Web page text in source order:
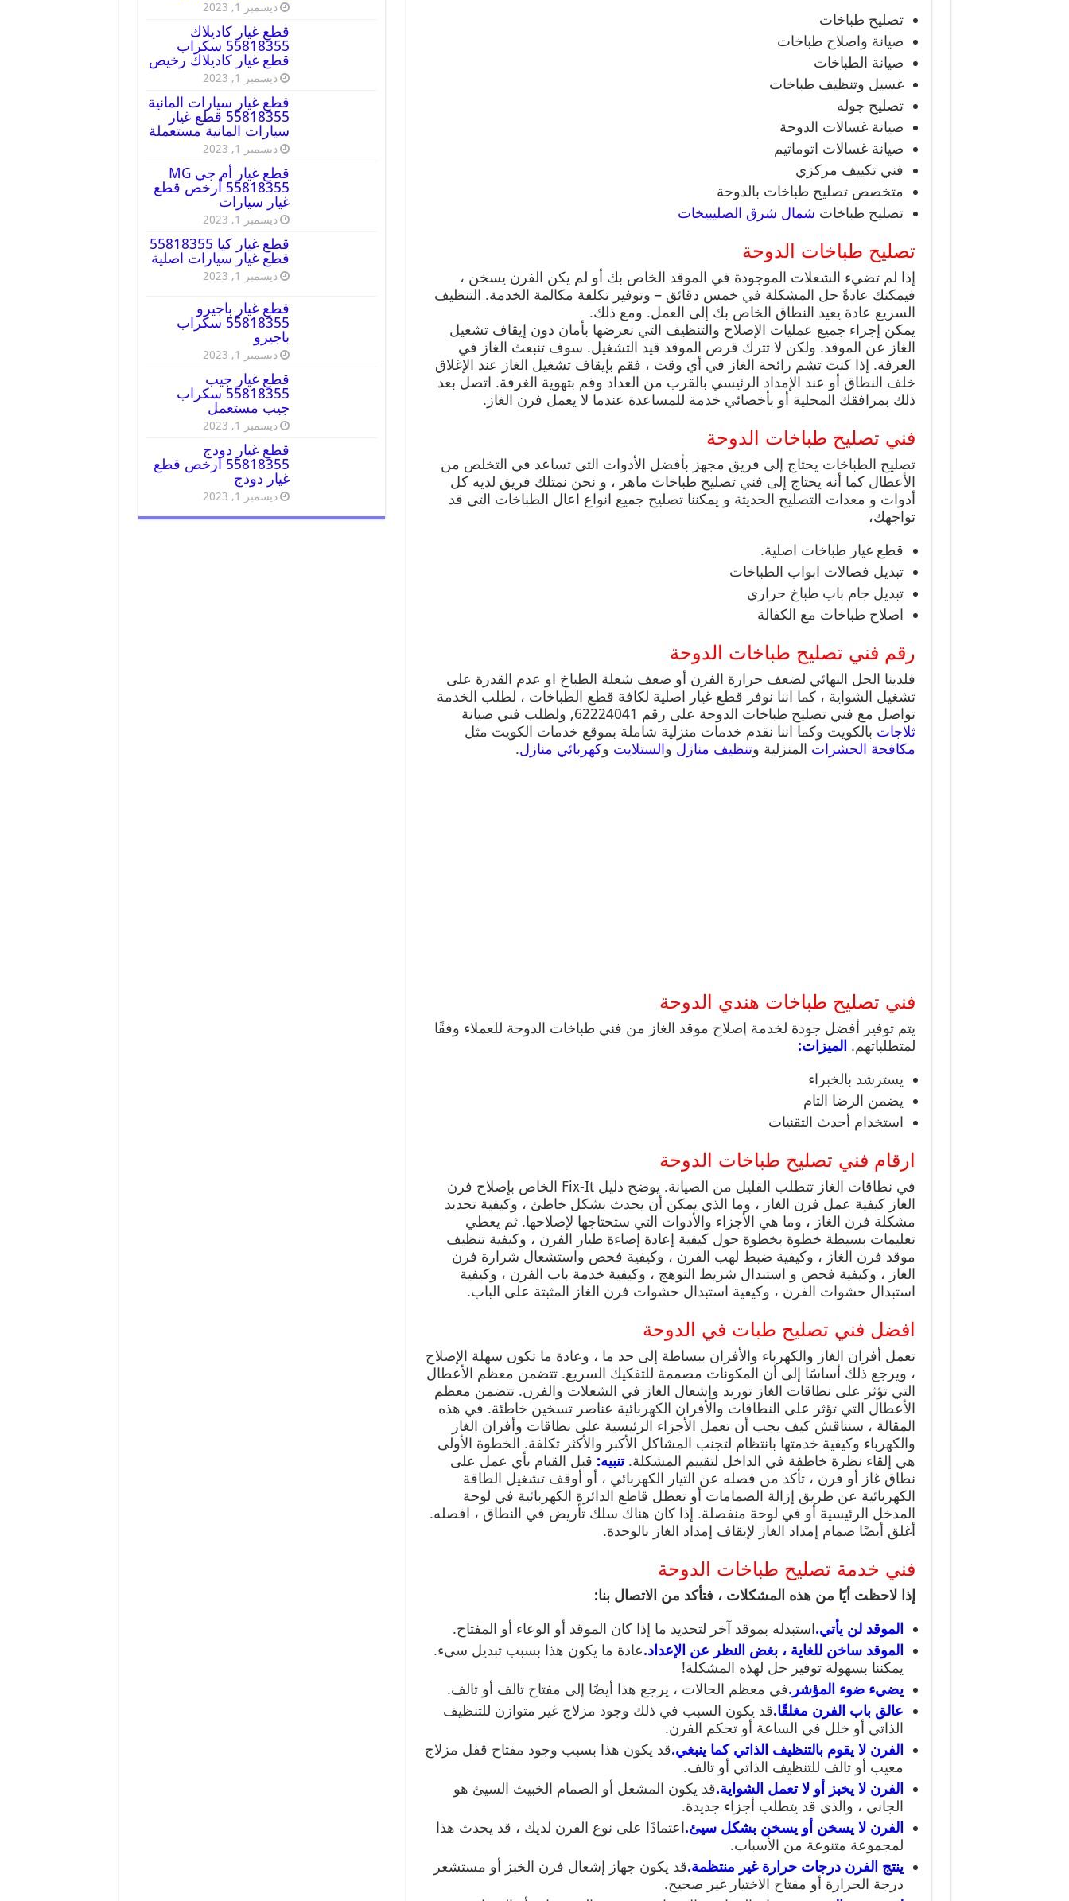
تصليح طباخات
صيانة واصلاح طباخات
صيانة الطباخات
غسيل وتنظيف طباخات
تصليح جوله
صيانة غسالات الدوحة
صيانة غسالات اتوماتيم
فني تكييف مركزي
متخصص تصليح طباخات بالدوحة
تصليح طباخات شمال شرق الصليبيخات
تصليح طباخات الدوحة
إذا لم تضيء الشعلات الموجودة في الموقد الخاص بك أو لم يكن الفرن يسخن ،
فيمكنك عادةً حل المشكلة في خمس دقائق – وتوفير تكلفة مكالمة الخدمة. التنظيف
السريع عادة يعيد النطاق الخاص بك إلى العمل. ومع ذلك.
يمكن إجراء جميع عمليات الإصلاح والتنظيف التي نعرضها بأمان دون إيقاف تشغيل
الغاز عن الموقد. ولكن لا تترك قرص الموقد قيد التشغيل. سوف تنبعث الغاز في
الغرفة. إذا كنت تشم رائحة الغاز في أي وقت ، فقم بإيقاف تشغيل الغاز عند الإغلاق
خلف النطاق أو عند الإمداد الرئيسي بالقرب من العداد وقم بتهوية الغرفة. اتصل بعد
ذلك بمرافقك المحلية أو بأخصائي خدمة للمساعدة عندما لا يعمل فرن الغاز.
فني تصليح طباخات الدوحة
تصليح الطباخات يحتاج إلى فريق مجهز بأفضل الأدوات التي تساعد في التخلص من
الأعطال كما أنه يحتاج إلى فني تصليح طباخات ماهر ، و نحن نمتلك فريق لديه كل
أدوات و معدات التصليح الحديثة و يمكننا تصليح جميع انواع اعال الطباخات التي قد
تواجهك،
قطع غيار طباخات اصلية.
تبديل فصالات ابواب الطباخات
تبديل جام باب طباخ حراري
اصلاح طباخات مع الكفالة
رقم فني تصليح طباخات الدوحة
فلدينا الحل النهائي لضعف حرارة الفرن أو ضعف شعلة الطباخ او عدم القدرة على
تشغيل الشواية ، كما اننا نوفر قطع غيار اصلية لكافة قطع الطباخات ، لطلب الخدمة
تواصل مع فني تصليح طباخات الدوحة على رقم 62224041, ولطلب فني صيانة
ثلاجات بالكويت وكما اننا نقدم خدمات منزلية شاملة بموقع خدمات الكويت مثل
مكافحة الحشرات المنزلية وتنظيف منازل والستلايت وكهربائي منازل.
فني تصليح طباخات هندي الدوحة
يتم توفير أفضل جودة لخدمة إصلاح موقد الغاز من فني طباخات الدوحة للعملاء وفقًا
لمتطلباتهم. الميزات:
يسترشد بالخبراء
يضمن الرضا التام
استخدام أحدث التقنيات
ارقام فني تصليح طباخات الدوحة
في نطاقات الغاز تتطلب القليل من الصيانة. يوضح دليل Fix-It الخاص بإصلاح فرن
الغاز كيفية عمل فرن الغاز ، وما الذي يمكن أن يحدث بشكل خاطئ ، وكيفية تحديد
مشكلة فرن الغاز ، وما هي الأجزاء والأدوات التي ستحتاجها لإصلاحها. ثم يعطي
تعليمات بسيطة خطوة بخطوة حول كيفية إعادة إضاءة طيار الفرن ، وكيفية تنظيف
موقد فرن الغاز ، وكيفية ضبط لهب الفرن ، وكيفية فحص واستشعال شرارة فرن
الغاز ، وكيفية فحص و استبدال شريط التوهج ، وكيفية خدمة باب الفرن ، وكيفية
استبدال حشوات الفرن ، وكيفية استبدال حشوات فرن الغاز المثبتة على الباب.
افضل فني تصليح طبات في الدوحة
تعمل أفران الغاز والكهرباء والأفران ببساطة إلى حد ما ، وعادة ما تكون سهلة الإصلاح
، ويرجع ذلك أساسًا إلى أن المكونات مصممة للتفكيك السريع. تتضمن معظم الأعطال
التي تؤثر على نطاقات الغاز توريد وإشعال الغاز في الشعلات والفرن. تتضمن معظم
الأعطال التي تؤثر على النطاقات والأفران الكهربائية عناصر تسخين خاطئة. في هذه
المقالة ، سنناقش كيف يجب أن تعمل الأجزاء الرئيسية على نطاقات وأفران الغاز
والكهرباء وكيفية خدمتها بانتظام لتجنب المشاكل الأكبر والأكثر تكلفة. الخطوة الأولى
هي إلقاء نظرة خاطفة في الداخل لتقييم المشكلة.تنبيه: قبل القيام بأي عمل على
نطاق غاز أو فرن ، تأكد من فصله عن التيار الكهربائي ، أو أوقف تشغيل الطاقة
الكهربائية عن طريق إزالة الصمامات أو تعطل قاطع الدائرة الكهربائية في لوحة
المدخل الرئيسية أو في لوحة منفصلة. إذا كان هناك سلك تأريض في النطاق ، افصله.
أغلق أيضًا صمام إمداد الغاز لإيقاف إمداد الغاز بالوحدة.
فني خدمة تصليح طباخات الدوحة
إذا لاحظت أيًا من هذه المشكلات ، فتأكد من الاتصال بنا:
الموقد لن يأتي.استبدله بموقد آخر لتحديد ما إذا كان الموقد أو الوعاء أو المفتاح.
الموقد ساخن للغاية ، بغض النظر عن الإعداد.عادة ما يكون هذا بسبب تبديل سيء.
يمكننا بسهولة توفير حل لهذه المشكلة!
يضيء ضوء المؤشر.في معظم الحالات ، يرجع هذا أيضًا إلى مفتاح تالف أو تالف.
عالق باب الفرن مغلقًا.قد يكون السبب في ذلك وجود مزلاج غير متوازن للتنظيف
الذاتي أو خلل في الساعة أو تحكم الفرن.
الفرن لا يقوم بالتنظيف الذاتي كما ينبغي.قد يكون هذا بسبب وجود مفتاح قفل مزلاج
معيب أو تالف للتنظيف الذاتي أو تالف.
الفرن لا يخبز أو لا تعمل الشواية.قد يكون المشعل أو الصمام الخبيث السيئ هو
الجاني ، والذي قد يتطلب أجزاء جديدة.
الفرن لا يسخن أو يسخن بشكل سيئ.اعتمادًا على نوع الفرن لديك ، قد يحدث هذا
لمجموعة متنوعة من الأسباب.
ينتج الفرن درجات حرارة غير منتظمة.قد يكون جهاز إشعال فرن الخبز أو مستشعر
درجة الحرارة أو مفتاح الاختيار غير صحيح.
ديسمبر 1, 2023
قطع غيار كاديلاك
55818355 سكراب
قطع غيار كاديلاك رخيص
ديسمبر 1, 2023
قطع غيار سيارات المانية
55818355 قطع غيار
سيارات المانية مستعملة
ديسمبر 1, 2023
قطع غيار أم جي MG
55818355 أرخص قطع
غيار سيارات
ديسمبر 1, 2023
قطع غيار كيا 55818355
قطع غيار سيارات اصلية
ديسمبر 1, 2023
قطع غيار باجيرو
55818355 سكراب
باجيرو
ديسمبر 1, 2023
قطع غيار جيب
55818355 سكراب
جيب مستعمل
ديسمبر 1, 2023
قطع غيار دودج
55818355 ارخص قطع
غيار دودج
ديسمبر 1, 2023